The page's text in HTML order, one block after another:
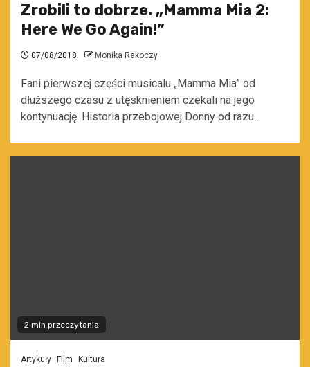
Zrobili to dobrze. „Mamma Mia 2:
Here We Go Again!”
07/08/2018 Monika Rakoczy
Fani pierwszej części musicalu „Mamma Mia” od
dłuższego czasu z utęsknieniem czekali na jego
kontynuację. Historia przebojowej Donny od razu...
2 min przeczytania
Artykuły Film Kultura